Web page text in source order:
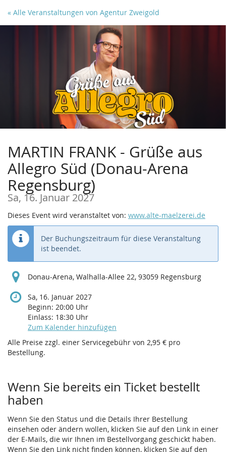
Zum
« Alle Veranstaltungen von Agentur Zweigold
MARTIN FRANK - Grüße aus
Allegro Süd (Donau-Arena
Regensburg)
Sa, 16. Januar 2027
Dieses Event wird veranstaltet von: www.alte-maelzerei.de
Der Buchungszeitraum für diese Veranstaltung
ist beendet.
Donau-Arena, Walhalla-Allee 22, 93059 Regensburg
Sa, 16. Januar 2027
Beginn: 20:00 Uhr
Einlass: 18:30 Uhr
Zum Kalender hinzufügen
Alle Preise zzgl. einer Servicegebühr von 2,95 € pro
Bestellung.
Wenn Sie bereits ein Ticket bestellt
haben
Wenn Sie den Status und die Details Ihrer Bestellung
einsehen oder ändern wollen, klicken Sie auf den Link in einer
der E-Mails, die wir Ihnen im Bestellvorgang geschickt haben.
Wenn Sie den Link nicht finden können, klicken Sie auf den